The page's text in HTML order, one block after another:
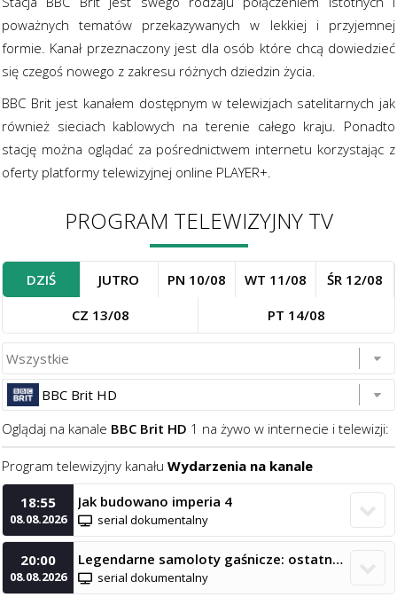
poważnych tematów przekazywanych w lekkiej i przyjemnej
formie. Kanał przeznaczony jest dla osób które chcą dowiedzieć
się czegoś nowego z zakresu różnych dziedzin życia.
BBC Brit jest kanałem dostępnym w telewizjach satelitarnych jak
również sieciach kablowych na terenie całego kraju. Ponadto
stację można oglądać za pośrednictwem internetu korzystając z
oferty platformy telewizyjnej online PLAYER+.
PROGRAM TELEWIZYJNY TV
DZIŚ JUTRO PN 10/08 WT 11/08
ŚR 12/08
CZ 13/08
PT 14/08
BBC Brit HD
Oglądaj na kanale BBC Brit HD 1 na żywo w internecie i telewizji:
Program telewizyjny kanału Wydarzenia na kanale
18:55
08.08.2026
Jak budowano imperia 4
serial dokumentalny
20:00
08.08.2026
Legendarne samoloty gaśnicze: ostatni lot
serial dokumentalny